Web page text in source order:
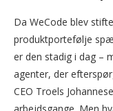
Da WeCode blev
produktportefølje
er den stadig i dag –
agenter, der
CEO Troels